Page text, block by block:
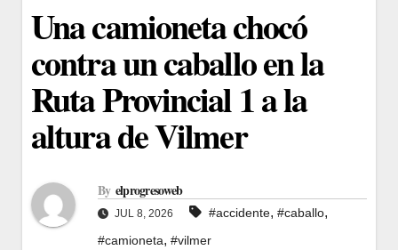
Una camioneta chocó
contra un caballo en la
Ruta Provincial 1 a la
altura de Vilmer
By elprogresoweb
JUL 8, 2026 #accidente, #caballo,
#camioneta, #vilmer